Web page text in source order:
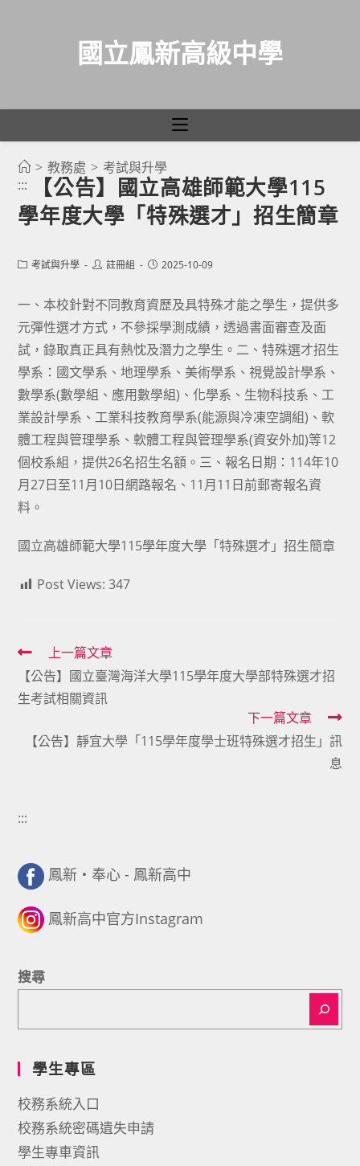
國立鳳新高級中學
> 教務處 > 考試與升學
:::
【公告】國立高雄師範大學115
學年度大學「特殊選才」招生簡章
Post考試與升學
Post註冊組
Post2025-10-09
一、本校針對不同教育資歷及具特殊才能之學生，提供多
元彈性選才方式，不參採學測成績，透過書面審查及面
試，錄取真正具有熱忱及潛力之學生。二、特殊選才招生
學系：國文學系、地理學系、美術學系、視覺設計學系、
數學系(數學組、應用數學組)、化學系、生物科技系、工
業設計學系、工業科技教育學系(能源與冷凍空調組)、軟
體工程與管理學系、軟體工程與管理學系(資安外加)等12
個校系組，提供26名招生名額。三、報名日期：114年10
月27日至11月10日網路報名、11月11日前郵寄報名資
料。
國立高雄師範大學115學年度大學「特殊選才」招生簡章
Post Views: 347
Read
more
articles
上一篇文章
【公告】國立臺灣海洋大學115學年度大學部特殊選才招
生考試相關資訊
下一篇文章
【公告】靜宜大學「115學年度學士班特殊選才招生」訊
息
:::
鳳新・奉心 - 鳳新高中
鳳新高中官方Instagram
搜尋
學生專區
校務系統入口
校務系統密碼遺失申請
學生專車資訊